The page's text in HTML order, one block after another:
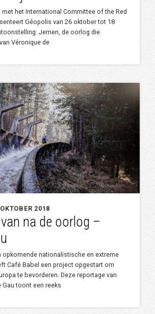
met het International Committee of the Red
Géopolis van 26 oktober tot 18
Jemen, de oorlog die
Véronique de
2018
na de oorlog –
opkomende nationalistische en extreme
Café Babel een project opgestart om
te bevorderen. Deze reportage van
toont een reeks